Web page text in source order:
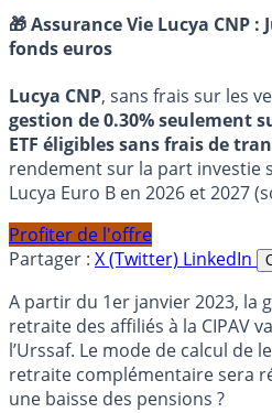
🎁 Assurance Vie Lucya CNP :
fonds euros
Lucya CNP, sans frais sur les
gestion de 0.30% seulement
ETF éligibles sans frais de
rendement sur la part investie
Lucya Euro B en 2026 et 2027
Profiter de l'offre
Partager : X (Twitter) LinkedIn
A partir du 1er janvier 2023, la
retraite des affiliés à la CIPAV
l’Urssaf. Le mode de calcul de
retraite complémentaire sera
une baisse des pensions ?